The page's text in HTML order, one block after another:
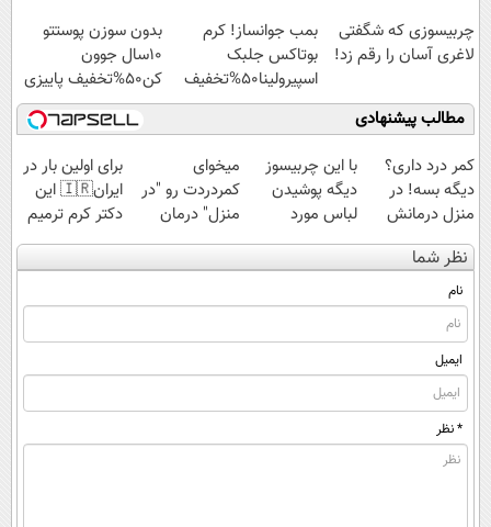
چربیسوزی که شگفتی
لاغری آسان را رقم زد!
بمب جوانساز! کرم
بوتاکس جلبک
اسپیرولینا50%تخفیف
بدون سوزن پوستتو
10سال جوون
کن50%تخفیف پاییزی
مطالب پیشنهادی
کمر درد داری؟
دیگه بسه! در
منزل درمانش
کن
(◀پرسش‌نامه)
با این چربیسوز
دیگه پوشیدن
لباس مورد
علاقت آرزو
نیست❗
میخوای
کمردردت رو "در
منزل" درمان
کنی؟ (◂فیلم +
◂پرسش‌نامه)
برای اولین بار در
ایران🇮🇷 این
دکتر کرم ترمیم
کننده 23 روزه
ساخت!
نظر شما
نام
ایمیل
* نظر